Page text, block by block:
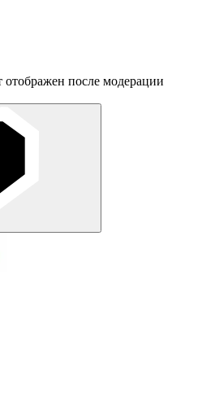
после модерации